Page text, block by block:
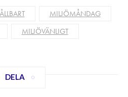
MILJÖMÅNDAG
MILJÖVÄNLIGT
DELA